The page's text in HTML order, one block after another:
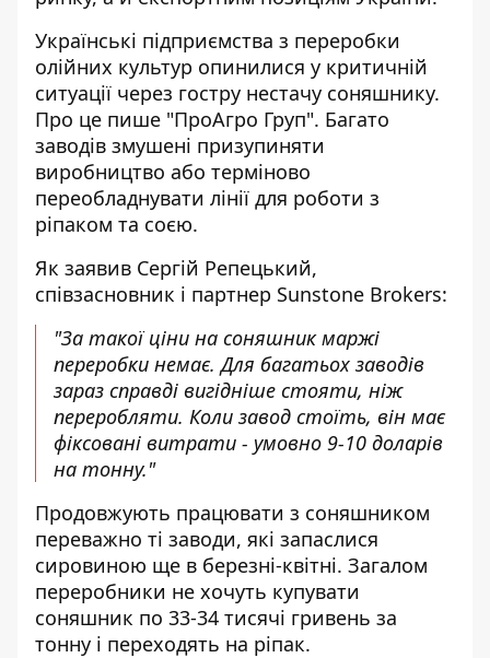
Українські підприємства з переробки
олійних культур опинилися у критичній
ситуації через гостру нестачу соняшнику.
Про це пише "ПроАгро Груп". Багато
заводів змушені призупиняти
виробництво або терміново
переобладнувати лінії для роботи з
ріпаком та соєю.
Як заявив Сергій Репецький,
співзасновник і партнер Sunstone Brokers:
"За такої ціни на соняшник маржі
переробки немає. Для багатьох заводів
зараз справді вигідніше стояти, ніж
переробляти. Коли завод стоїть, він має
фіксовані витрати - умовно 9-10 доларів
на тонну."
Продовжують працювати з соняшником
переважно ті заводи, які запаслися
сировиною ще в березні-квітні. Загалом
переробники не хочуть купувати
соняшник по 33-34 тисячі гривень за
тонну і переходять на ріпак.